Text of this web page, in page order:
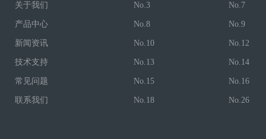
关于我们
产品中心
新闻资讯
技术支持
常见问题
联系我们
No.3 No.7
No.8 No.9
No.10 No.12
No.13 No.14
No.15 No.16
No.18 No.26